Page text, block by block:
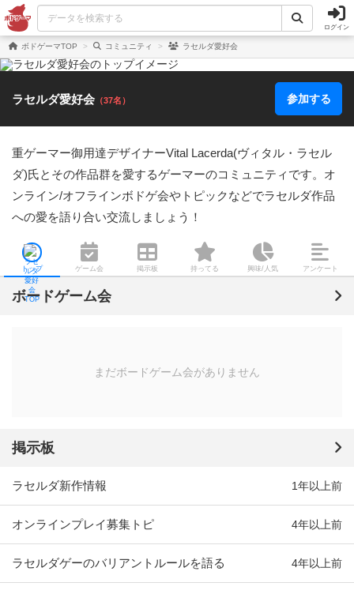
ログイン
ボドゲーマTOP コミュニティ ラセルダ愛好会
ラセルダ愛好会 （37名） 参加する
重ゲーマー御用達デザイナーVital Lacerda(ヴィタル・ラセル
ダ)氏とその作品群を愛するゲーマーのコミュニティです。オ
ンライン/オフラインボドゲ会やトピックなどでラセルダ作品
への愛を語り合い交流しましょう！
トップ ゲーム会 掲示板 持ってる 興味/人気 アンケート
ボードゲーム会
まだボードゲーム会がありません
掲示板
ラセルダ新作情報 1年以上前
オンラインプレイ募集トピ 4年以上前
ラセルダゲーのバリアントルールを語る 4年以上前